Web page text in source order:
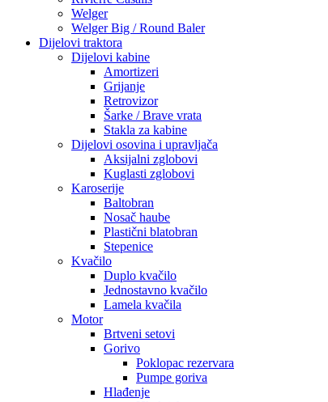
Welger
Welger Big / Round Baler
Dijelovi traktora
Dijelovi kabine
Amortizeri
Grijanje
Retrovizor
Šarke / Brave vrata
Stakla za kabine
Dijelovi osovina i upravljača
Aksijalni zglobovi
Kuglasti zglobovi
Karoserije
Baltobran
Nosač haube
Plastični blatobran
Stepenice
Kvačilo
Duplo kvačilo
Jednostavno kvačilo
Lamela kvačila
Motor
Brtveni setovi
Gorivo
Poklopac rezervara
Pumpe goriva
Hlađenje